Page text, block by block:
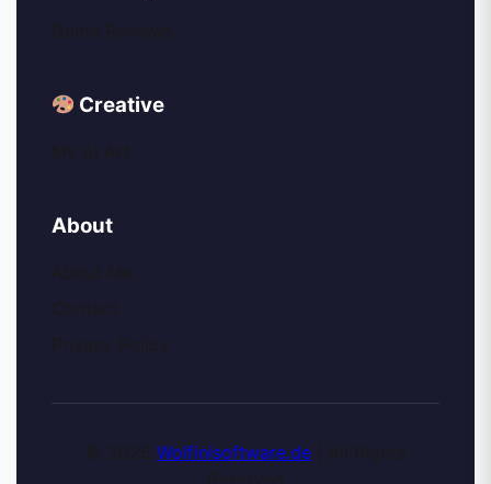
Creative
About
Wolfinisoftware.de